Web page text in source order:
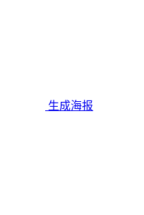
生成海报